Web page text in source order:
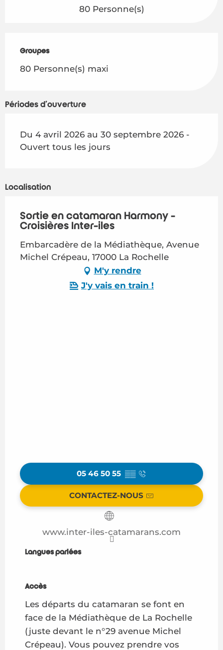
80 Personne(s)
Groupes
Groupes
80 Personne(s) maxi
Périodes d'ouverture
Du 4 avril 2026 au 30 septembre 2026 -
Ouvert tous les jours
Localisation
Sortie en catamaran Harmony -
Croisières Inter-îles
Embarcadère de la Médiathèque, Avenue
Michel Crépeau, 17000 La Rochelle
M'y rendre
J'y vais en train !
05 46 50 55 ▒▒
CONTACTEZ-NOUS
www.inter-iles-catamarans.com
Langues parlées
Langues parlées
Accès
Accès
Les départs du catamaran se font en
face de la Médiathèque de La Rochelle
(juste devant le n°29 avenue Michel
Crépeau). Vous pouvez prendre vos